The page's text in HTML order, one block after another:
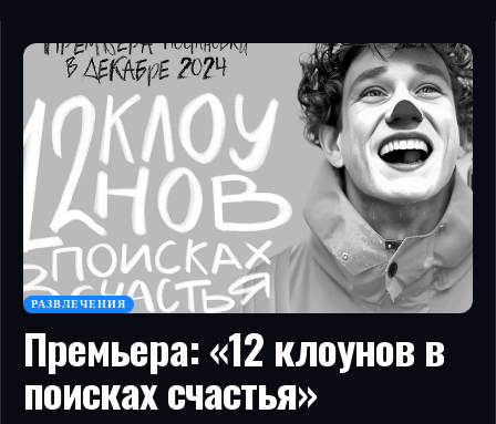
РАЗВЛЕЧЕНИЯ
Премьера: «12 клоунов в
поисках счастья»